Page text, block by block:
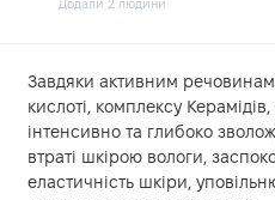
Додали 2 людини
Завдяки активним речовинам
кислоті, комплексу
інтенсивно та глибоко
втраті шкірою вологи,
еластичність шкіри,